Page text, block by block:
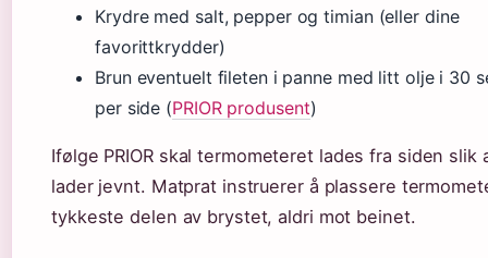
Krydre med salt, pepper og timian (eller dine
favorittkrydder)
Brun eventuelt fileten i panne med litt olje i 30
per side (PRIOR produsent)
Ifølge PRIOR skal termometeret lades fra siden slik
lader jevnt. Matprat instruerer å plassere
tykkeste delen av brystet, aldri mot beinet.